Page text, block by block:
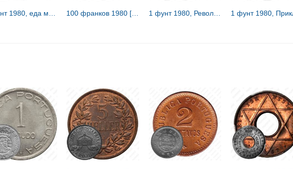
1 фунт 1980, Революция - 1971 [Египет]